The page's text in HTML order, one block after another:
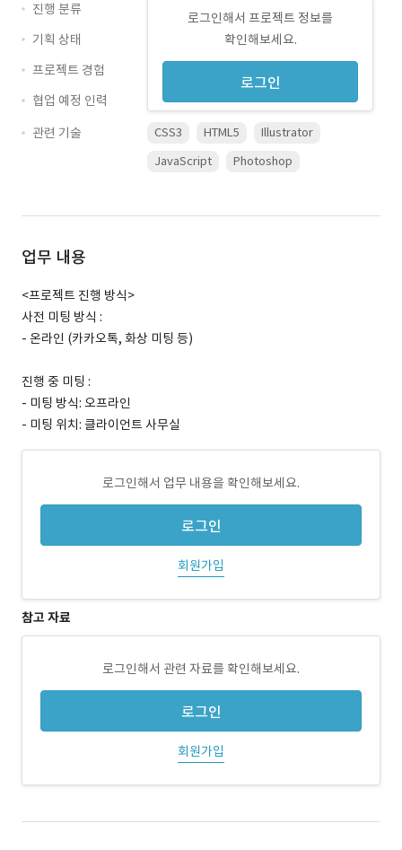
로그인해서 프로젝트 정보를
확인해보세요.
로그인
진행 분류
기획 상태
프로젝트 경험
협업 예정 인력
관련 기술
CSS3 HTML5
Illustrator
JavaScript
Photoshop
업무 내용
<프로젝트 진행 방식>
사전 미팅 방식 :
- 온라인 (카카오톡, 화상 미팅 등)
진행 중 미팅 :
- 미팅 방식: 오프라인
- 미팅 위치: 클라이언트 사무실
로그인해서 업무 내용을 확인해보세요.
로그인
회원가입
참고 자료
로그인해서 관련 자료를 확인해보세요.
로그인
회원가입